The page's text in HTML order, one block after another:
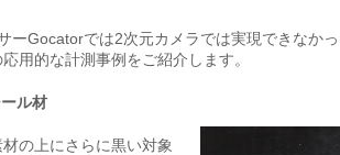
ーGocatorでは2次元カメラでは実現できなか
用的な計測事例をご紹介します。
ル材
の上にさらに黒い対象